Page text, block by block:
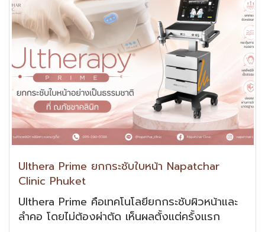
Ulthera Prime ยกกระชับใบหน้า Napatchar
Clinic Phuket
Ulthera Prime คือเทคโนโลยียกกระชับผิวหน้าและ
ลำคอ โดยไม่ต้องผ่าตัด เห็นผลตั้งแต่ครั้งแรก